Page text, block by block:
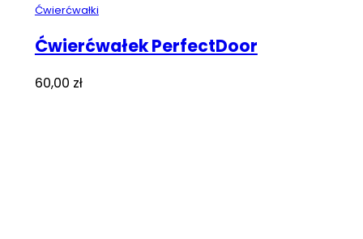
Ćwierćwałki
Ćwierćwałek PerfectDoor
60,00 zł